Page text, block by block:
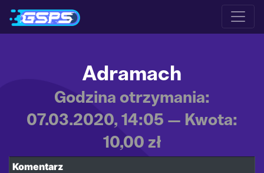
Adramach
Godzina otrzymania:
07.03.2020, 14:05 — Kwota:
10,00 zł
Komentarz